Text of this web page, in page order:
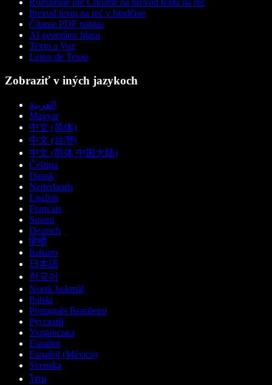
Rozšírenie pre Chrome na prevod textu na reč
Prevod textu na reč v hindčine
Čítanie PDF nahlas
AI generátor hlasu
Texto a Voz
Leitor de Texto
Zobraziť v iných jazykoch
العربية
Magyar
中文 (简体)
中文 (台灣)
中文 (简体 中国大陆)
Čeština
Dansk
Nederlands
English
Français
Suomi
Deutsch
हिन्दी
Italiano
日本語
한국어
Norsk bokmål
Polski
Português Brasileiro
Русский
Українська
Español
Español (México)
Svenska
ไทย